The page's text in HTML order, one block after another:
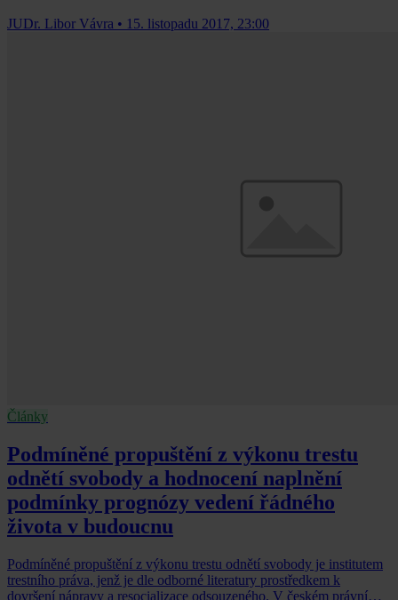
JUDr. Libor Vávra • 15. listopadu 2017, 23:00
Články
Podmíněné propuštění z výkonu trestu
odnětí svobody a hodnocení naplnění
podmínky prognózy vedení řádného
života v budoucnu
Podmíněné propuštění z výkonu trestu odnětí svobody je institutem
trestního práva, jenž je dle odborné literatury prostředkem k
dovršení nápravy a resocializace odsouzeného. V českém právním